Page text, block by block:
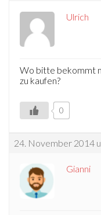
Ulrich
Wo bitte bekommt
zu kaufen?
0
24. November 2014
Gianni